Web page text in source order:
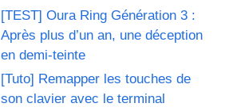
[TEST] Oura Ring Génération 3 :
Après plus d’un an, une déception
en demi-teinte
[Tuto] Remapper les touches de
son clavier avec le terminal